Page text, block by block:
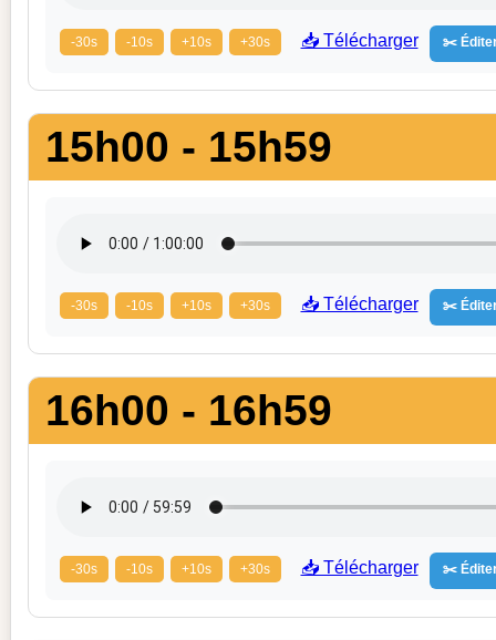
-30s -10s +10s +30s 📥 Télécharger ✂️
15h00 - 15h59
-30s -10s +10s +30s 📥 Télécharger ✂️
16h00 - 16h59
-30s -10s +10s +30s 📥 Télécharger ✂️